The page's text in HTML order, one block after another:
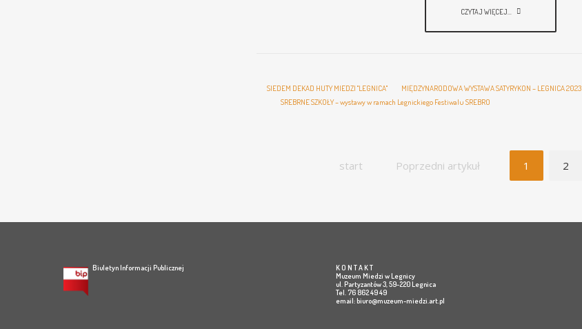
CZYTAJ WIĘCEJ...
SIEDEM DEKAD HUTY MIEDZI "LEGNICA" MIĘDZYNARODOWA WYSTAWA SATYRYKON – LEGNICA 2023
SREBRNE SZKOŁY – wystawy w ramach Legnickiego Festiwalu SREBRO
start Poprzedni artykuł 1 2
Biuletyn Informacji Publicznej
K O N T A K T
Muzeum Miedzi w Legnicy
ul. Partyzantów 3, 59-220 Legnica
Tel. 76 862 49 49
email:biuro@muzeum-miedzi.art.pl